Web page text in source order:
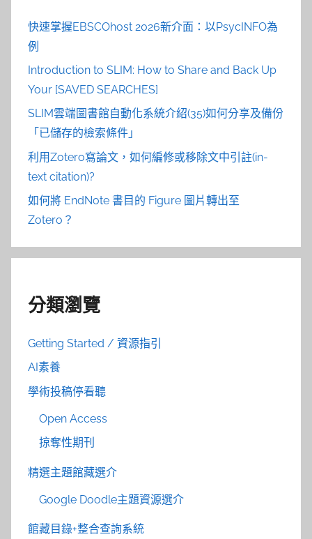
快速掌握EBSCOhost 2026新介面：以PsycINFO為
例
Introduction to SLIM: How to Share and Back Up
Your [SAVED SEARCHES]
SLIM雲端圖書館自動化系統介紹(35)如何分享及備份
「已儲存的檢索條件」
利用Zotero寫論文，如何編修或移除文中引註(in-
text citation)?
如何將 EndNote 書目的 Figure 圖片轉出至
Zotero？
分類瀏覽
Getting Started / 資源指引
AI素養
學術投稿停看聽
Open Access
掠奪性期刊
精選主題館藏選介
Google Doodle主題資源選介
館藏目錄+整合查詢系統